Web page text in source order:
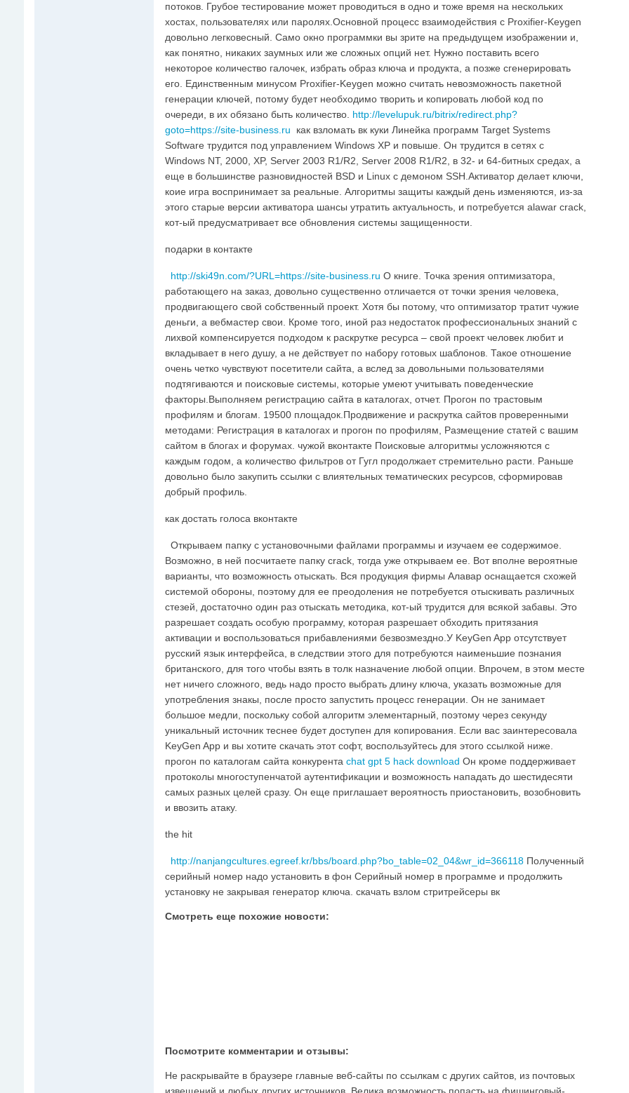
потоков. Грубое тестирование может проводиться в одно и тоже время на нескольких
хостах, пользователях или паролях.Основной процесс взаимодействия с Proxifier-Keygen
довольно легковесный. Само окно программки вы зрите на предыдущем изображении и,
как понятно, никаких заумных или же сложных опций нет. Нужно поставить всего
некоторое количество галочек, избрать образ ключа и продукта, а позже сгенерировать
его. Единственным минусом Proxifier-Keygen можно считать невозможность пакетной
генерации ключей, потому будет необходимо творить и копировать любой код по
очереди, в их обязано быть количество. http://levelupuk.ru/bitrix/redirect.php?
goto=https://site-business.ru как взломать вк куки Линейка программ Target Systems
Software трудится под управлением Windows XP и повыше. Он трудится в сетях с
Windows NT, 2000, XP, Server 2003 R1/R2, Server 2008 R1/R2, в 32- и 64-битных средах, а
еще в большинстве разновидностей BSD и Linux с демоном SSH.Активатор делает ключи,
коие игра воспринимает за реальные. Алгоритмы защиты каждый день изменяются, из-за
этого старые версии активатора шансы утратить актуальность, и потребуется alawar crack,
кот-ый предусматривает все обновления системы защищенности.
подарки в контакте
http://ski49n.com/?URL=https://site-business.ru О книге. Точка зрения оптимизатора,
работающего на заказ, довольно существенно отличается от точки зрения человека,
продвигающего свой собственный проект. Хотя бы потому, что оптимизатор тратит чужие
деньги, а вебмастер свои. Кроме того, иной раз недостаток профессиональных знаний с
лихвой компенсируется подходом к раскрутке ресурса – свой проект человек любит и
вкладывает в него душу, а не действует по набору готовых шаблонов. Такое отношение
очень четко чувствуют посетители сайта, а вслед за довольными пользователями
подтягиваются и поисковые системы, которые умеют учитывать поведенческие
факторы.Выполняем регистрацию сайта в каталогах, отчет. Прогон по трастовым
профилям и блогам. 19500 площадок.Продвижение и раскрутка сайтов проверенными
методами: Регистрация в каталогах и прогон по профилям, Размещение статей с вашим
сайтом в блогах и форумах. чужой вконтакте Поисковые алгоритмы усложняются с
каждым годом, а количество фильтров от Гугл продолжает стремительно расти. Раньше
довольно было закупить ссылки с влиятельных тематических ресурсов, сформировав
добрый профиль.
как достать голоса вконтакте
Открываем папку с установочными файлами программы и изучаем ее содержимое.
Возможно, в ней посчитаете папку crack, тогда уже открываем ее. Вот вполне вероятные
варианты, что возможность отыскать. Вся продукция фирмы Алавар оснащается схожей
системой обороны, поэтому для ее преодоления не потребуется отыскивать различных
стезей, достаточно один раз отыскать методика, кот-ый трудится для всякой забавы. Это
разрешает создать особую программу, которая разрешает обходить притязания
активации и воспользоваться прибавлениями безвозмездно.У KeyGen App отсутствует
русский язык интерфейса, в следствии этого для потребуются наименьшие познания
британского, для того чтобы взять в толк назначение любой опции. Впрочем, в этом месте
нет ничего сложного, ведь надо просто выбрать длину ключа, указать возможные для
употребления знакы, после просто запустить процесс генерации. Он не занимает
большое медли, поскольку собой алгоритм элементарный, поэтому через секунду
уникальный источник теснее будет доступен для копирования. Если вас заинтересовала
KeyGen App и вы хотите скачать этот софт, воспользуйтесь для этого ссылкой ниже.
прогон по каталогам сайта конкурента chat gpt 5 hack download Он кроме поддерживает
протоколы многоступенчатой аутентификации и возможность нападать до шестидесяти
самых разных целей сразу. Он еще приглашает вероятность приостановить, возобновить
и ввозить атаку.
the hit
http://nanjangcultures.egreef.kr/bbs/board.php?bo_table=02_04&wr_id=366118Полученный
серийный номер надо установить в фон Серийный номер в программе и продолжить
установку не закрывая генератор ключа. скачать взлом стритрейсеры вк
Смотреть еще похожие новости:
Посмотрите комментарии и отзывы:
Не раскрывайте в браузере главные веб-сайты по ссылкам с других сайтов, из почтовых